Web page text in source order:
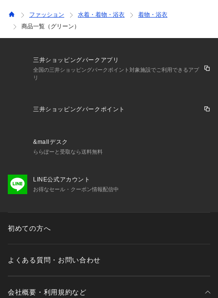
ファッション 水着・着物・浴衣
着物・浴衣
商品一覧（グリーン）
三井ショッピングパークアプリ
全国の三井ショッピングパークポイント対象施設でご利用できるアプ
リ
三井ショッピングパークポイント
&mallデスク
ららぽーと受取なら送料無料
LINE公式アカウント
お得なセール・クーポン情報配信中
初めての方へ
よくある質問・お問い合わせ
会社概要・利用規約など